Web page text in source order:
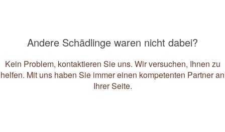
Andere Schädlinge waren nicht dabei?
Kein Problem, kontaktieren Sie uns. Wir versuchen, Ihnen zu
helfen. Mit uns haben Sie immer einen kompetenten Partner an
Ihrer Seite.